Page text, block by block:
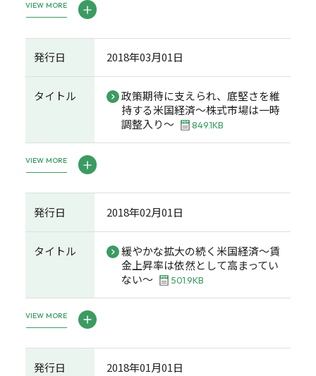
VIEW MORE
発行日 2018年03月01日
タイトル
政策期待に支えられ、底堅さを維
持する米国経済～株式市場は一時
調整入り～
849.1KB
VIEW MORE
発行日 2018年02月01日
タイトル
緩やかな拡大の続く米国経済～賃
金上昇率は依然として高まってい
ない～
501.9KB
VIEW MORE
発行日 2018年01月01日